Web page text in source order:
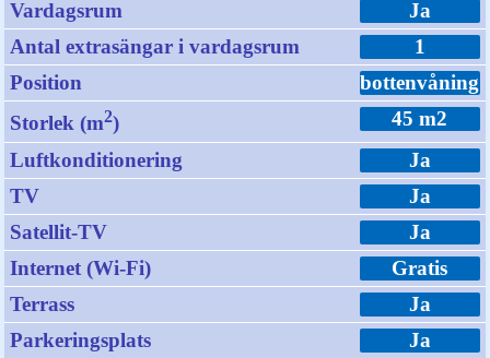
Vardagsrum
Ja
Antal extrasängar i vardagsrum
1
Position
bottenvåning
Storlek (m2)
45 m2
Luftkonditionering
Ja
TV
Ja
Satellit-TV
Ja
Internet (Wi-Fi)
Gratis
Terrass
Ja
Parkeringsplats
Ja